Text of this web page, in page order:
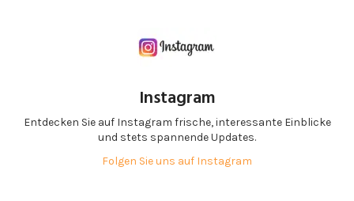
Instagram
Entdecken Sie auf Instagram frische, interessante Einblicke
und stets spannende Updates.
Folgen Sie uns auf Instagram